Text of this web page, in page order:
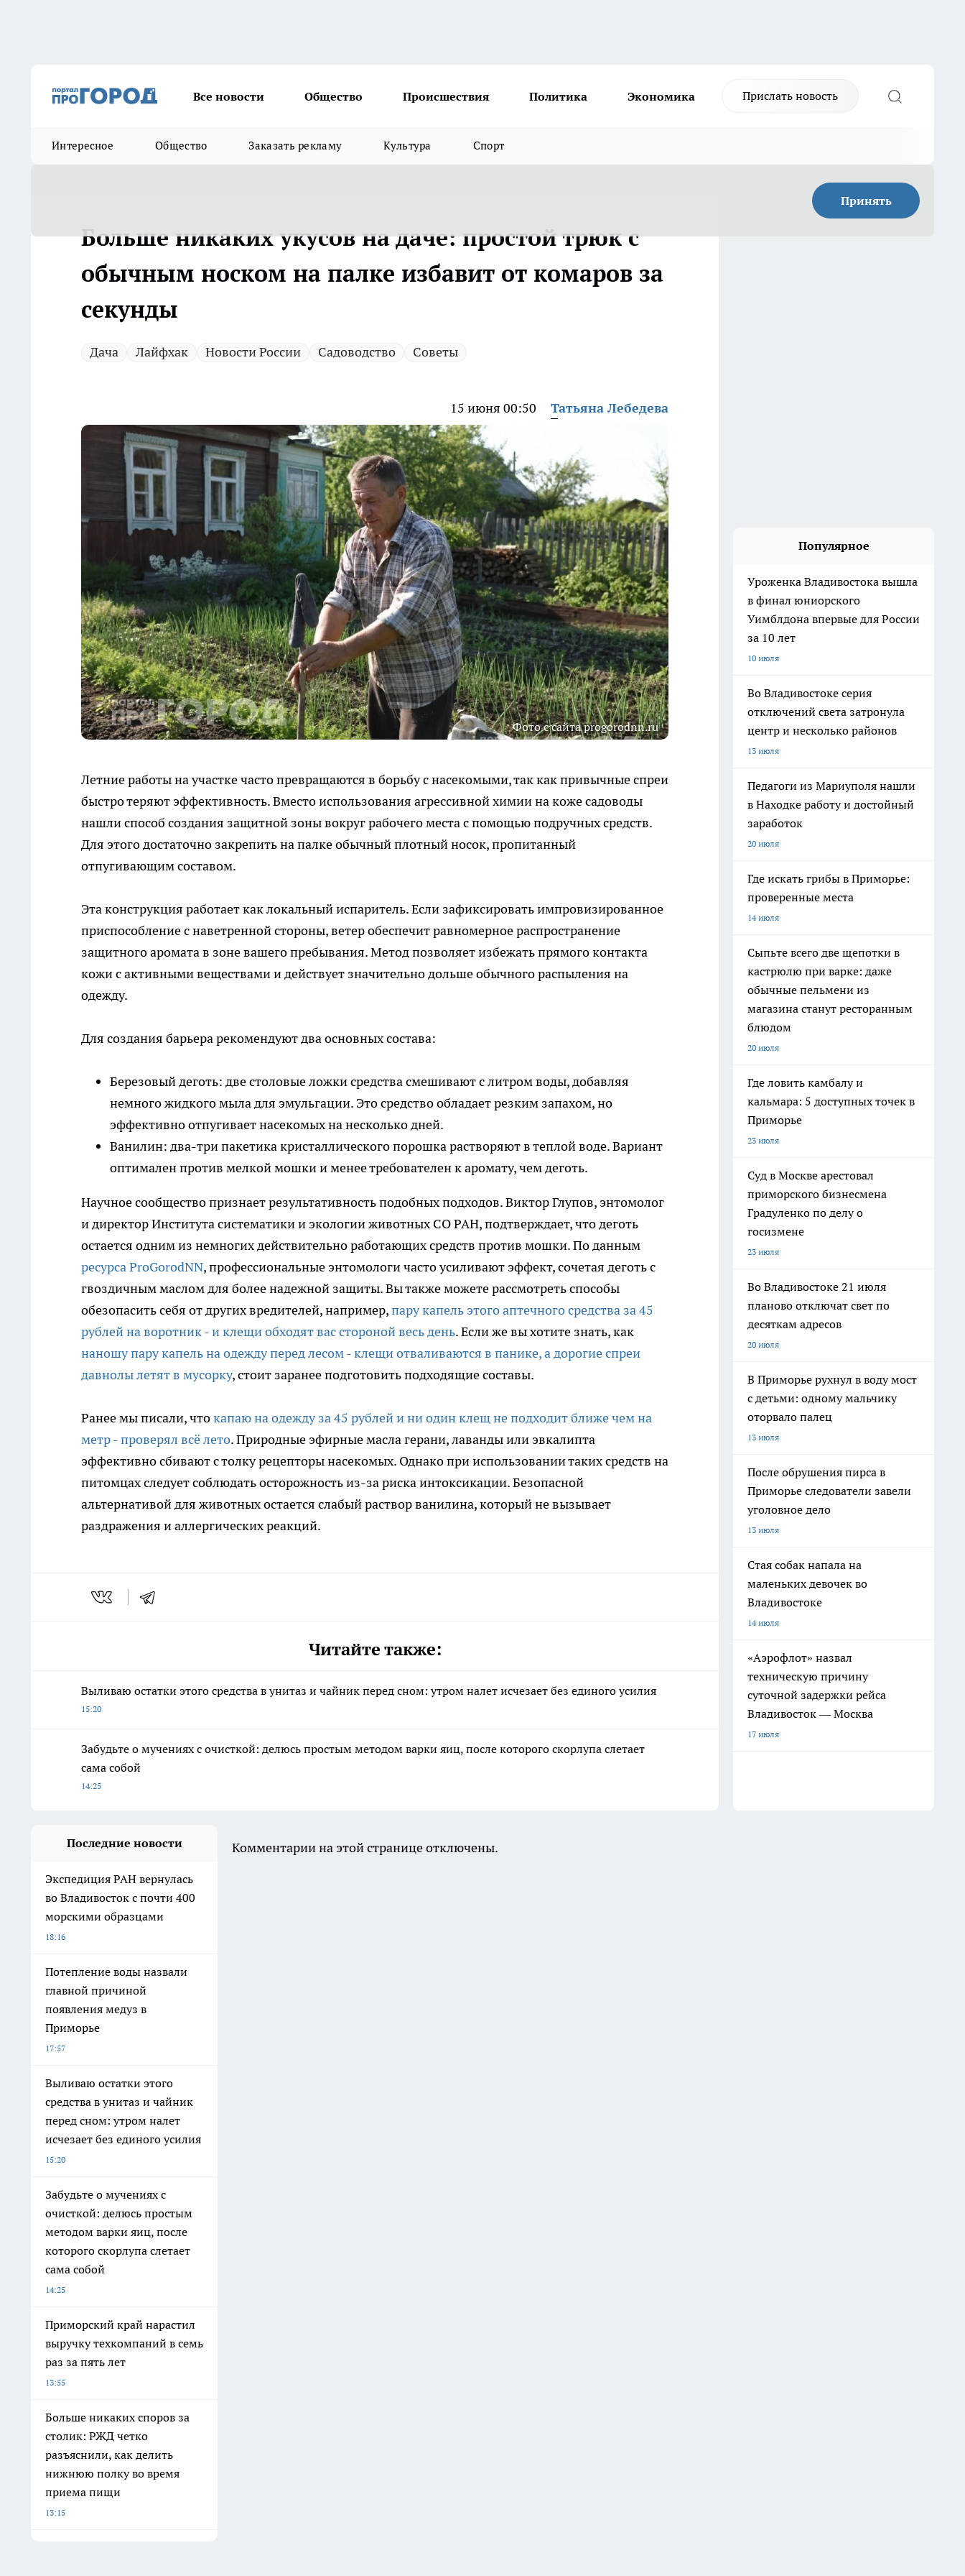
Все новости Общество Происшествия Политика Экономика Прислать новость
Интересное Общество Заказать рекламу Культура Спорт
Принять
Больше никаких укусов на даче: простой трюк с
обычным носком на палке избавит от комаров за
секунды
Дача Лайфхак Новости России Садоводство Советы
15 июня 00:50 Татьяна Лебедева
Фото с сайта progorodnn.ru
Летние работы на участке часто превращаются в борьбу с насекомыми, так как привычные спреи
быстро теряют эффективность. Вместо использования агрессивной химии на коже садоводы
нашли способ создания защитной зоны вокруг рабочего места с помощью подручных средств.
Для этого достаточно закрепить на палке обычный плотный носок, пропитанный
отпугивающим составом.
Эта конструкция работает как локальный испаритель. Если зафиксировать импровизированное
приспособление с наветренной стороны, ветер обеспечит равномерное распространение
защитного аромата в зоне вашего пребывания. Метод позволяет избежать прямого контакта
кожи с активными веществами и действует значительно дольше обычного распыления на
одежду.
Для создания барьера рекомендуют два основных состава:
Березовый деготь: две столовые ложки средства смешивают с литром воды, добавляя
немного жидкого мыла для эмульгации. Это средство обладает резким запахом, но
эффективно отпугивает насекомых на несколько дней.
Ванилин: два-три пакетика кристаллического порошка растворяют в теплой воде. Вариант
оптимален против мелкой мошки и менее требователен к аромату, чем деготь.
Научное сообщество признает результативность подобных подходов. Виктор Глупов, энтомолог
и директор Института систематики и экологии животных СО РАН, подтверждает, что деготь
остается одним из немногих действительно работающих средств против мошки. По данным
ресурса ProGorodNN, профессиональные энтомологи часто усиливают эффект, сочетая деготь с
гвоздичным маслом для более надежной защиты. Вы также можете рассмотреть способы
обезопасить себя от других вредителей, например,пару капель этого аптечного средства за 45
рублей на воротник - и клещи обходят вас стороной весь день. Если же вы хотите знать, как
наношу пару капель на одежду перед лесом - клещи отваливаются в панике, а дорогие спреи
давнолы летят в мусорку, стоит заранее подготовить подходящие составы.
Ранее мы писали, чтокапаю на одежду за 45 рублей и ни один клещ не подходит ближе чем на
метр - проверял всё лето. Природные эфирные масла герани, лаванды или эвкалипта
эффективно сбивают с толку рецепторы насекомых. Однако при использовании таких средств на
питомцах следует соблюдать осторожность из-за риска интоксикации. Безопасной
альтернативой для животных остается слабый раствор ванилина, который не вызывает
раздражения и аллергических реакций.
Читайте также:
Выливаю остатки этого средства в унитаз и чайник перед сном: утром налет исчезает без единого усилия
15:20
Забудьте о мучениях с очисткой: делюсь простым методом варки яиц, после которого скорлупа слетает
сама собой
14:25
Популярное
Уроженка Владивостока вышла
в финал юниорского
Уимблдона впервые для России
за 10 лет
10 июля
Во Владивостоке серия
отключений света затронула
центр и несколько районов
13 июля
Педагоги из Мариуполя нашли
в Находке работу и достойный
заработок
20 июля
Где искать грибы в Приморье:
проверенные места
14 июля
Сыпьте всего две щепотки в
кастрюлю при варке: даже
обычные пельмени из
магазина станут ресторанным
блюдом
20 июля
Где ловить камбалу и
кальмара: 5 доступных точек в
Приморье
23 июля
Суд в Москве арестовал
приморского бизнесмена
Градуленко по делу о
госизмене
23 июля
Во Владивостоке 21 июля
планово отключат свет по
десяткам адресов
20 июля
В Приморье рухнул в воду мост
с детьми: одному мальчику
оторвало палец
13 июля
После обрушения пирса в
Приморье следователи завели
уголовное дело
13 июля
Стая собак напала на
маленьких девочек во
Владивостоке
14 июля
«Аэрофлот» назвал
техническую причину
суточной задержки рейса
Владивосток — Москва
17 июля
Последние новости
Экспедиция РАН вернулась
во Владивосток с почти 400
морскими образцами
18:16
Потепление воды назвали
главной причиной
появления медуз в
Приморье
17:57
Выливаю остатки этого
средства в унитаз и чайник
перед сном: утром налет
исчезает без единого усилия
15:20
Забудьте о мучениях с
очисткой: делюсь простым
методом варки яиц, после
которого скорлупа слетает
сама собой
14:25
Приморский край нарастил
выручку техкомпаний в семь
раз за пять лет
13:55
Больше никаких споров за
столик: РЖД четко
разъяснили, как делить
нижнюю полку во время
приема пищи
13:15
Комментарии на этой странице отключены.